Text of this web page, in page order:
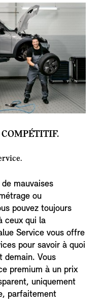
mauvaises
ou
pouvez toujours
ceux qui la
Service vous offre
pour savoir à quoi
demain. Vous
premium à un prix
uniquement
parfaitement